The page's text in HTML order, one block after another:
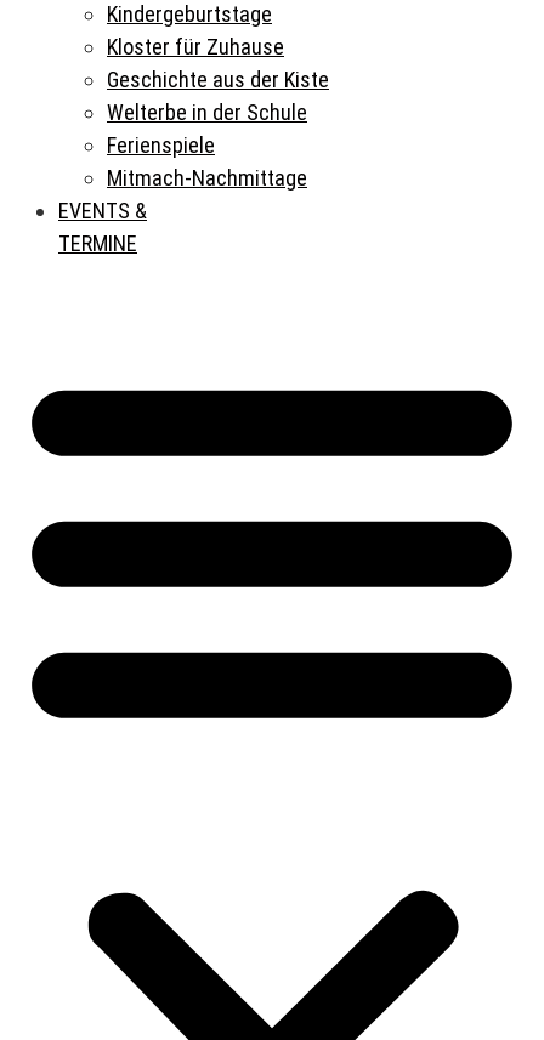
Kindergeburtstage
Kloster für Zuhause
Geschichte aus der Kiste
Welterbe in der Schule
Ferienspiele
Mitmach-Nachmittage
EVENTS &
TERMINE